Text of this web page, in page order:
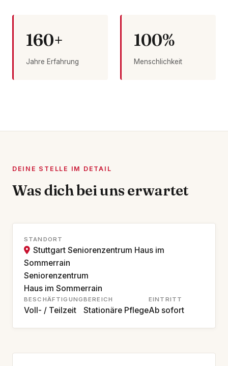
160+
Jahre Erfahrung
100%
Menschlichkeit
DEINE STELLE IM DETAIL
Was dich bei uns erwartet
STANDORT
Stuttgart Seniorenzentrum Haus im
Sommerrain
Seniorenzentrum
Haus im Sommerrain
BESCHÄFTIGUNG
Voll- / Teilzeit
BEREICH
Stationäre Pflege
EINTRITT
Ab sofort